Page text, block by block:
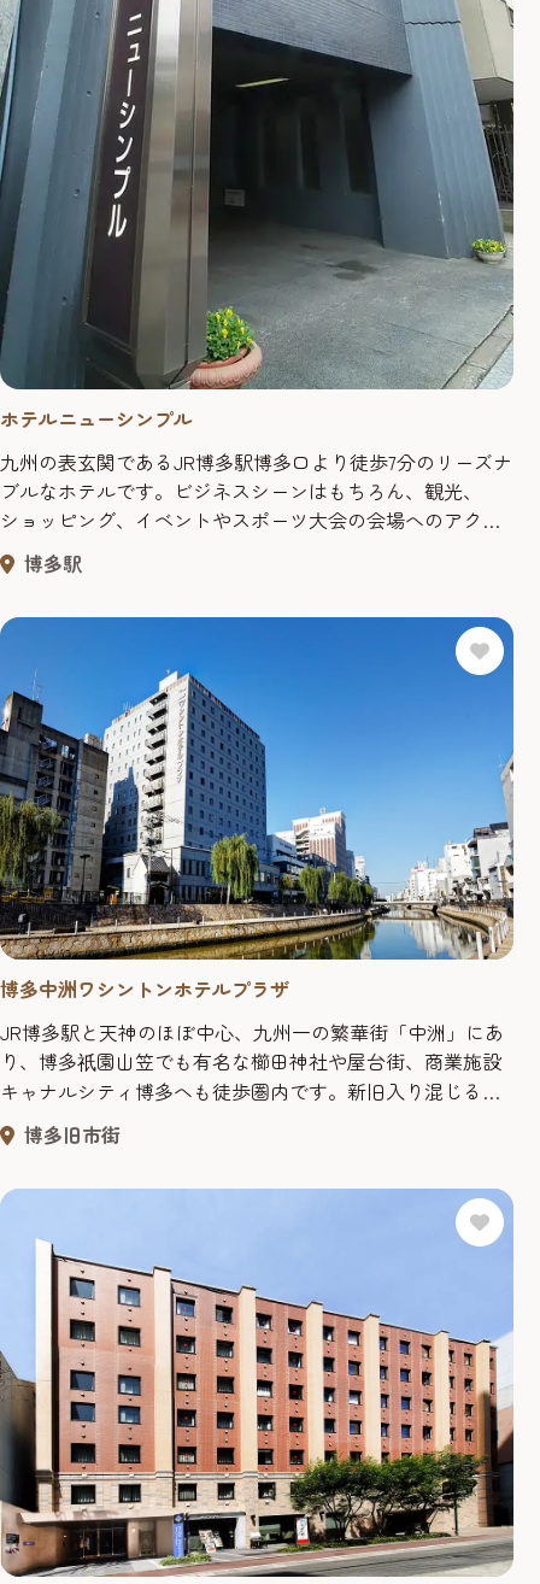
ホテルニューシンプル
九州の表玄関であるJR博多駅博多口より徒歩7分のリーズナ
ブルなホテルです。ビジネスシーンはもちろん、観光、
ショッピング、イベントやスポーツ大会の会場へのアクセ
スも抜群です。多彩な客室から、ニーズに合わせてお選び
いただけます。 ＜客室数＞30室 ＜シングル＞12室 ＜
ています。シャワー・トイレ・洗面は共有スペースでのご
利用になります。 ＜フ...
博多駅
博多中洲ワシントンホテルプラザ
JR博多駅と天神のほぼ中心、九州一の繁華街「中洲」にあ
り、博多祇園山笠でも有名な櫛田神社や屋台街、商業施設
キャナルシティ博多へも徒歩圏内です。新旧入り混じる博
多らしさを感じていただけるロケーションで観光、ビジネ
ス利用で好評です。快適で機能的なお部屋は全247室。シン
機も完備しており快適にお過ごしいただけます。2名利用の
お客様にはツインルーム...
博多旧市街